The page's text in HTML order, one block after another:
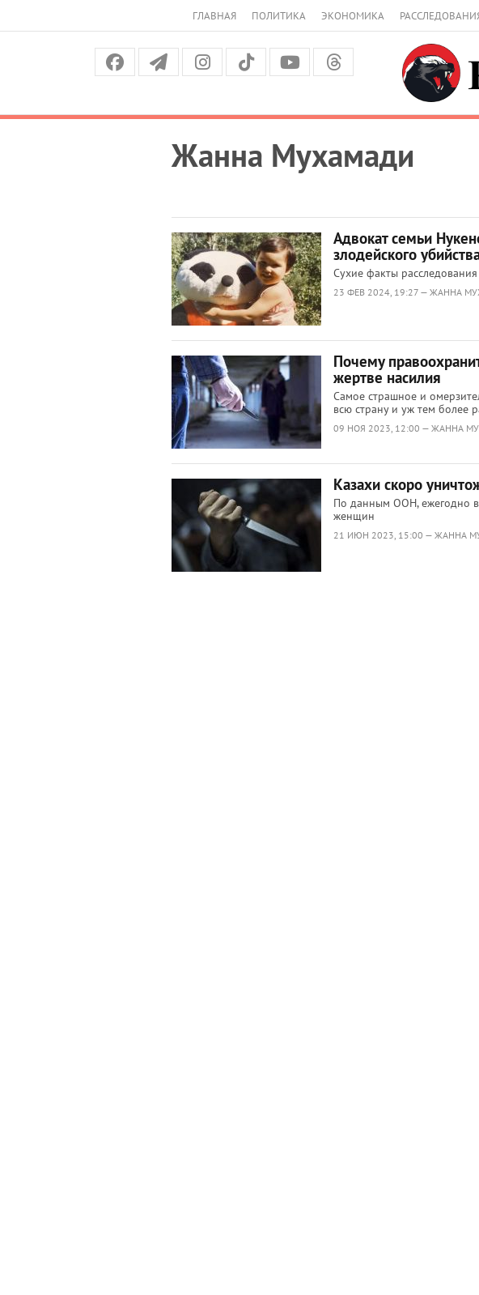
ГЛАВНАЯ ПОЛИТИКА ЭКОНОМИКА
Жанна Мухамади
Адвокат семьи
злодейского
Сухие факты
23 ФЕВ 2024, 19:27 — ЖАННА
Почему
жертве насилия
Самое страшное и
всю страну и уж тем более
09 НОЯ 2023, 12:00 — ЖАННА
Казахи скоро
По данным ООН, ежегодно в
женщин
21 ИЮН 2023, 15:00 — ЖАННА